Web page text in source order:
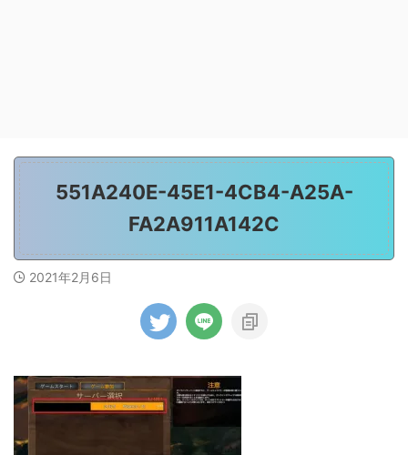
551A240E-45E1-4CB4-A25A-
FA2A911A142C
2021年2月6日